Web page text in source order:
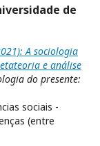
de
A sociologia
e análise
do presente:
sociais -
(entre